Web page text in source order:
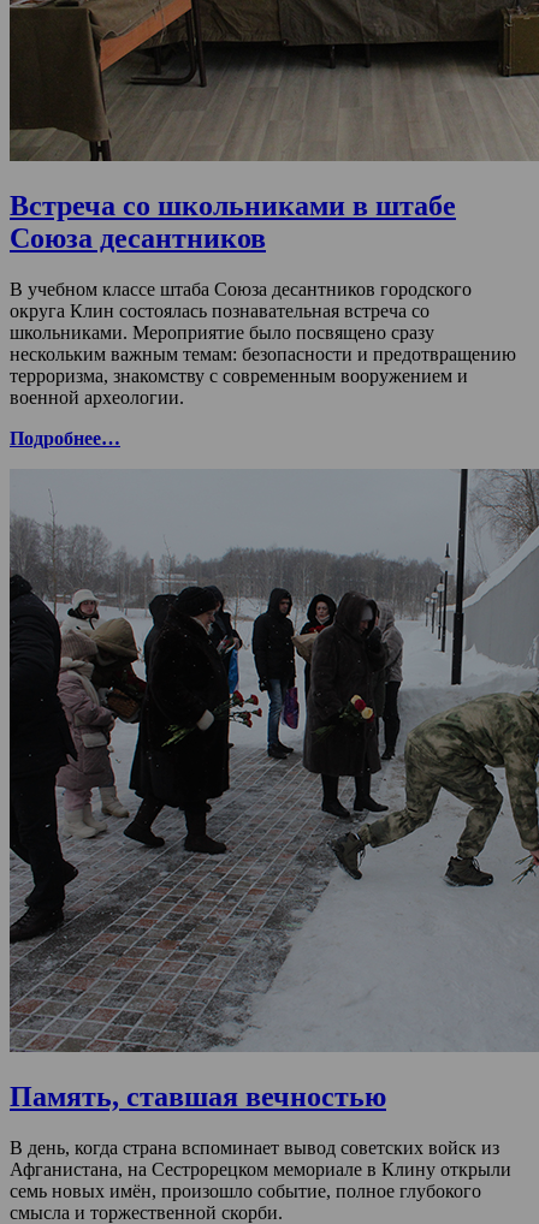
Встреча со школьниками в штабе
Союза десантников
В учебном классе штаба Союза десантников городского
округа Клин состоялась познавательная встреча со
школьниками. Мероприятие было посвящено сразу
нескольким важным темам: безопасности и предотвращению
терроризма, знакомству с современным вооружением и
военной археологии.
Подробнее…
Память, ставшая вечностью
В день, когда страна вспоминает вывод советских войск из
Афганистана, на Сестрорецком мемориале в Клину открыли
семь новых имён, произошло событие, полное глубокого
смысла и торжественной скорби.